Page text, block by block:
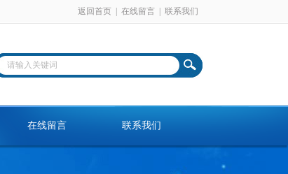
返回首页 在线留言 联系我们
在线留言 联系我们